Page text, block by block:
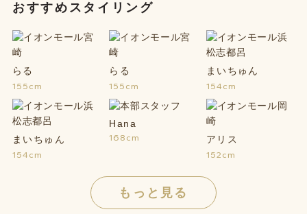
おすすめスタイリング
らる
155cm
らる
155cm
まいちゅん
154cm
まいちゅん
154cm
Hana
168cm アリス
152cm
もっと見る